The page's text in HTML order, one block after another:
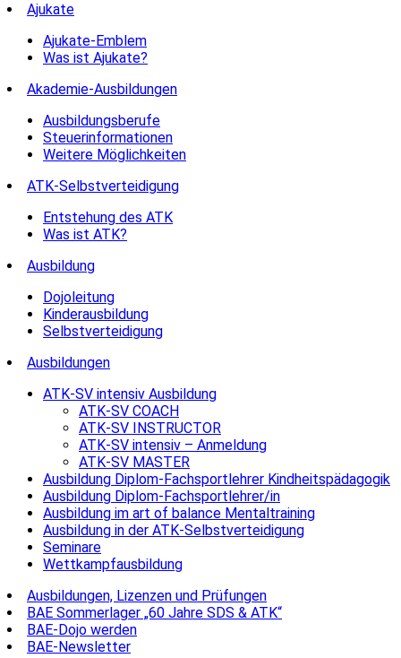
Ajukate
Ajukate-Emblem
Was ist Ajukate?
Akademie-Ausbildungen
Ausbildungsberufe
Steuerinformationen
Weitere Möglichkeiten
ATK-Selbstverteidigung
Entstehung des ATK
Was ist ATK?
Ausbildung
Dojoleitung
Kinderausbildung
Selbstverteidigung
Ausbildungen
ATK-SV intensiv Ausbildung
ATK-SV COACH
ATK-SV INSTRUCTOR
ATK-SV intensiv – Anmeldung
ATK-SV MASTER
Ausbildung Diplom-Fachsportlehrer Kindheitspädagogik
Ausbildung Diplom-Fachsportlehrer/in
Ausbildung im art of balance Mentaltraining
Ausbildung in der ATK-Selbstverteidigung
Seminare
Wettkampfausbildung
Ausbildungen, Lizenzen und Prüfungen
BAE Sommerlager „60 Jahre SDS & ATK“
BAE-Dojo werden
BAE-Newsletter